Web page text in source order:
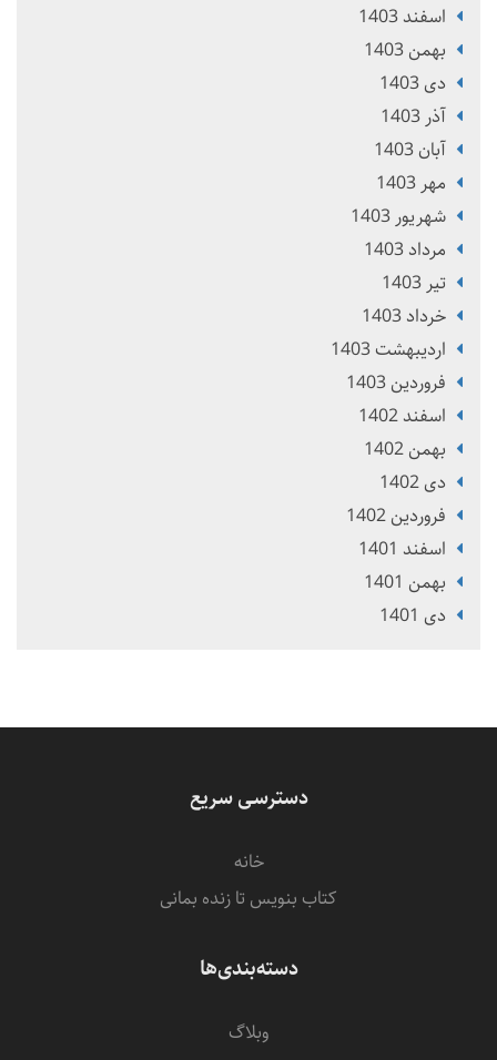
اسفند 1403
بهمن 1403
دی 1403
آذر 1403
آبان 1403
مهر 1403
شهریور 1403
مرداد 1403
تير 1403
خرداد 1403
ارديبهشت 1403
فروردین 1403
اسفند 1402
بهمن 1402
دی 1402
فروردین 1402
اسفند 1401
بهمن 1401
دی 1401
دسترسی سریع
خانه
کتاب بنویس تا زنده بمانی
دسته‌بندی‌ها
وبلاگ